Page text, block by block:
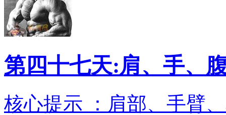
第四十七天:肩、手、
核心提示 ：肩部、手臂